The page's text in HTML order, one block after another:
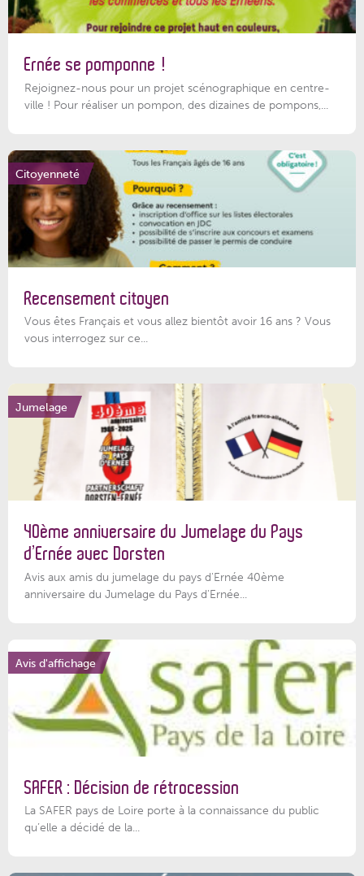
Ernée se pomponne !
Rejoignez-nous pour un projet scénographique en centre-
ville ! Pour réaliser un pompon, des dizaines de pompons,...
Citoyenneté
Recensement citoyen
Vous êtes Français et vous allez bientôt avoir 16 ans ? Vous
vous interrogez sur ce...
Jumelage
40ème anniversaire du Jumelage du Pays
d’Ernée avec Dorsten
Avis aux amis du jumelage du pays d'Ernée 40ème
anniversaire du Jumelage du Pays d'Ernée...
Avis d'affichage
SAFER : Décision de rétrocession
La SAFER pays de Loire porte à la connaissance du public
qu’elle a décidé de la...